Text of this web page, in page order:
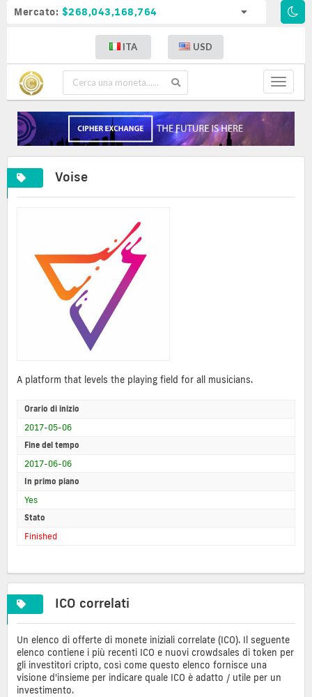
Mercato: $268,043,168,764
ITA USD
Toggle
Voise
A platform that levels the playing field for all musicians.
Orario di inizio
2017-05-06
Fine del tempo
2017-06-06
In primo piano
Yes
Stato
Finished
ICO correlati
Un elenco di offerte di monete iniziali correlate (ICO). Il seguente
elenco contiene i più recenti ICO e nuovi crowdsales di token per
gli investitori cripto, così come questo elenco fornisce una
visione d'insieme per indicare quale ICO è adatto / utile per un
investimento.